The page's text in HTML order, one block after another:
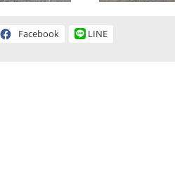
Facebook LINE